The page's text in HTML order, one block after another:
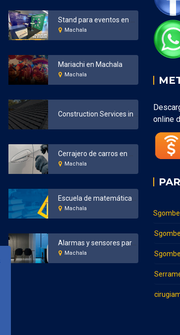
Machala
Mariachi en Machala
Machala
Machala
Machala
Alarmas y sensores para el hogar y negocios en Machala
Machala
online